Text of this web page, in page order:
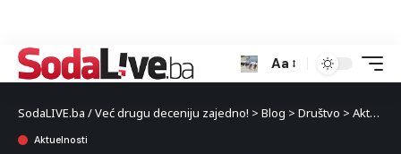
Aa
SodaLIVE.ba / Već drugu deceniju zajedno! > Blog > Društvo > Aktuelnosti
Aktuelnosti